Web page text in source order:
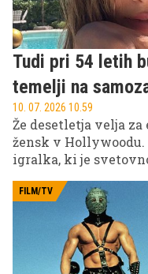
Tudi pri 54 letih
temelji na
10. 07. 2026 10.59
Že desetletja velja
žensk v
igralka, ki je
videzom,
FILM/TV